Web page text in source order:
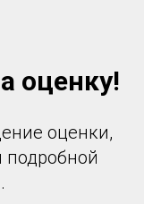
оценку!
оценки,